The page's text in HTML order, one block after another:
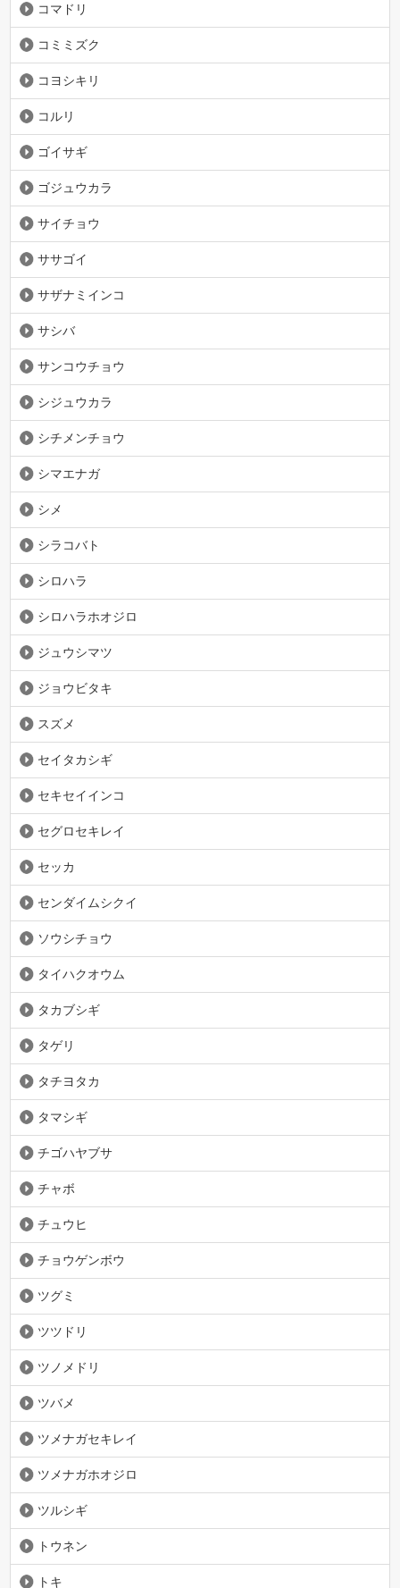
コマドリ
コミミズク
コヨシキリ
コルリ
ゴイサギ
ゴジュウカラ
サイチョウ
ササゴイ
サザナミインコ
サシバ
サンコウチョウ
シジュウカラ
シチメンチョウ
シマエナガ
シメ
シラコバト
シロハラ
シロハラホオジロ
ジュウシマツ
ジョウビタキ
スズメ
セイタカシギ
セキセイインコ
セグロセキレイ
セッカ
センダイムシクイ
ソウシチョウ
タイハクオウム
タカブシギ
タゲリ
タチヨタカ
タマシギ
チゴハヤブサ
チャボ
チュウヒ
チョウゲンボウ
ツグミ
ツツドリ
ツノメドリ
ツバメ
ツメナガセキレイ
ツメナガホオジロ
ツルシギ
トウネン
トキ